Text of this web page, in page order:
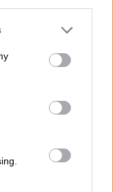
or more Google
You may click to
party tags to
in below Google
κοινωνίας
ήταν από
εννέα χώρες
που
Bank με
με την
της